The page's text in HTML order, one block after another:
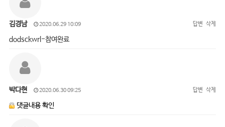
김경남 2020.06.29 10:09 답변 삭제
dodsckwrl-참여완료
박다현 2020.06.30 09:25 답변 삭제
댓글내용 확인